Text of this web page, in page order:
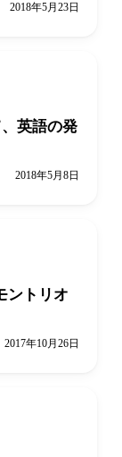
2018年5月23日
英語の発
2018年5月8日
ントリオ
2017年10月26日